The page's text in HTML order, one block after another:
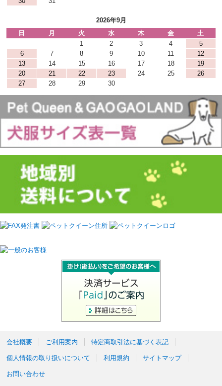
2026年9月
日
月 火 水 木 金
土
1
2 3 4
5
6
7 8 9 10 11
12
13
14 15 16 17 18
19
20
21 22 23 24 25
26
27
28 29 30
会社概要 ご利用案内 特定商取引法に基づく表記
個人情報の取り扱いについて 利用規約 サイトマップ
お問い合わせ